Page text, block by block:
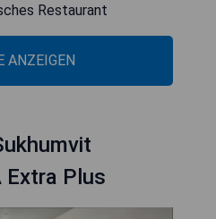
Restaurant
ANZEIGEN
Extra Plus